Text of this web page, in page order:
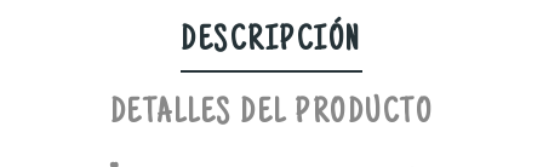
DESCRIPCIÓN
DETALLES DEL PRODUCTO